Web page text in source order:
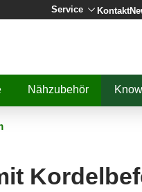
Service Kontakt
Nähzubehör